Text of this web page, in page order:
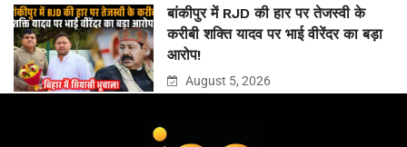
बांकीपुर में RJD की हार पर तेजस्वी के
करीबी शक्ति यादव पर भाई वीरेंदर का बड़ा
आरोप!
August 5, 2026